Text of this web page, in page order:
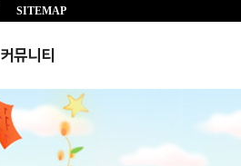
SITEMAP
커뮤니티